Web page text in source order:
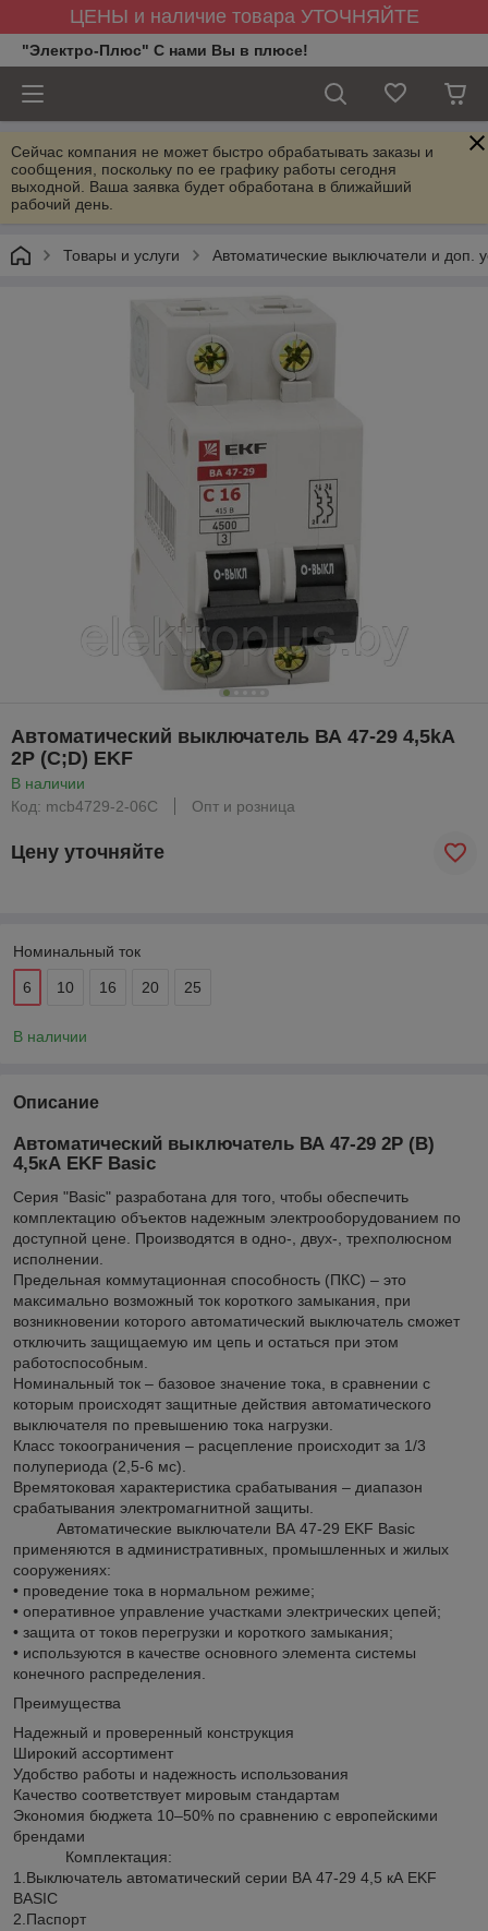
ЦЕНЫ и наличие товара УТОЧНЯЙТЕ
"Электро-Плюс" С нами Вы в плюсе!
Сейчас компания не может быстро обрабатывать заказы и
сообщения, поскольку по ее графику работы сегодня
выходной. Ваша заявка будет обработана в ближайший
рабочий день.
Товары и услуги Автоматические выключатели и доп.
Автоматический выключатель ВА 47-29 4,5kA
2P (C;D) EKF
В наличии
Код: mcb4729-2-06C
Опт и розница
Цену уточняйте
Номинальный ток
6 10 16 20 25
В наличии
Описание
Автоматический выключатель ВА 47-29 2P (В)
4,5кА EKF Basic
Серия "Basic" разработана для того, чтобы обеспечить
комплектацию объектов надежным электрооборудованием по
доступной цене. Производятся в одно-, двух-, трехполюсном
исполнении.
Предельная коммутационная способность (ПКС) – это
максимально возможный ток короткого замыкания, при
возникновении которого автоматический выключатель сможет
отключить защищаемую им цепь и остаться при этом
работоспособным.
Номинальный ток – базовое значение тока, в сравнении с
которым происходят защитные действия автоматического
выключателя по превышению тока нагрузки.
Класс токоограничения – расцепление происходит за 1/3
полупериода (2,5-6 мс).
Времятоковая характеристика срабатывания – диапазон
срабатывания электромагнитной защиты.
Автоматические выключатели ВА 47-29 EKF Basic
применяются в административных, промышленных и жилых
сооружениях:
• проведение тока в нормальном режиме;
• оперативное управление участками электрических цепей;
• защита от токов перегрузки и короткого замыкания;
• используются в качестве основного элемента системы
конечного распределения.
Преимущества
Надежный и проверенный конструкция
Широкий ассортимент
Удобство работы и надежность использования
Качество соответствует мировым стандартам
Экономия бюджета 10–50% по сравнению с европейскими
брендами
Комплектация:
1.Выключатель автоматический серии ВА 47-29 4,5 кА EKF
BASIC
2.Паспорт